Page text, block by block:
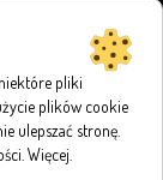
pliki
plików cookie
ulepszać stronę.
Więcej